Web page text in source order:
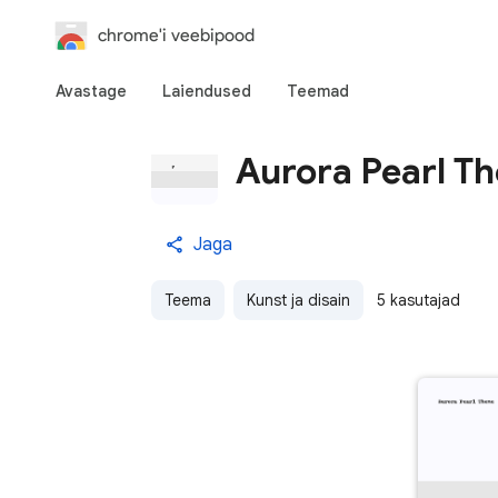
chrome'i veebipood
Avastage Laiendused Teemad
Aurora Pearl
Jaga
Teema Kunst ja disain 5 kasutajad